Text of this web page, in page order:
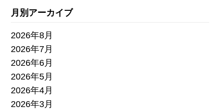
月別アーカイブ
2026年8月
2026年7月
2026年6月
2026年5月
2026年4月
2026年3月